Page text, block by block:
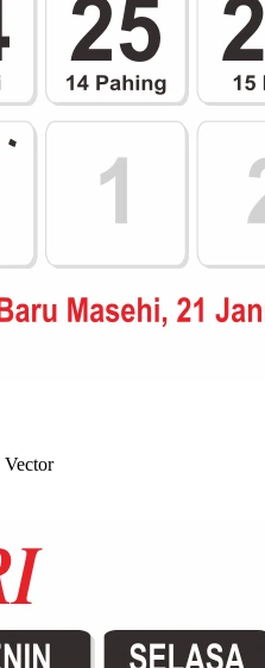
Vector